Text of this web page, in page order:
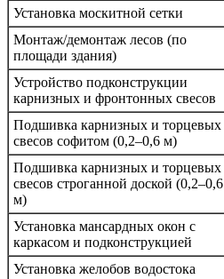
Установка москитной сетки
Монтаж/демонтаж лесов (по
площади здания)
Устройство подконструкции
карнизных и фронтонных свесов
Подшивка карнизных и торцевых
свесов софитом (0,2–0,6 м)
Подшивка карнизных и торцевых
свесов строганной доской (0,2–0,6
м)
Установка мансардных окон с
каркасом и подконструкцией
Установка желобов водостока